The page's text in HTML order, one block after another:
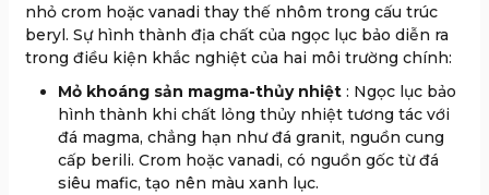
nhỏ crom hoặc vanadi thay thế nhôm trong cấu trúc
beryl. Sự hình thành địa chất của ngọc lục bảo diễn ra
trong điều kiện khắc nghiệt của hai môi trường chính:
Mỏ khoáng sản magma-thủy nhiệt : Ngọc lục bảo
hình thành khi chất lỏng thủy nhiệt tương tác với
đá magma, chẳng hạn như đá granit, nguồn cung
cấp berili. Crom hoặc vanadi, có nguồn gốc từ đá
siêu mafic, tạo nên màu xanh lục.